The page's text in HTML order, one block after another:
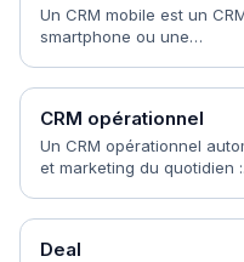
Un CRM mobile est un
smartphone ou une…
CRM opérationnel
Un CRM opérationnel
et marketing du quotidien
Deal